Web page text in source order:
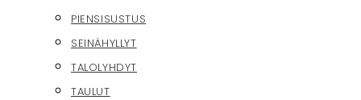
PIENSISUSTUS
SEINÄHYLLYT
TALOLYHDYT
TAULUT